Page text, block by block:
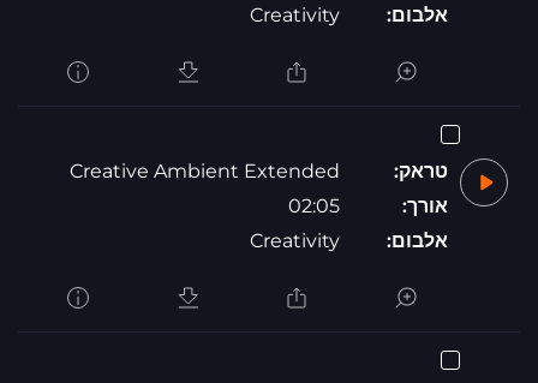
אלבום:
Creativity
טראק:
Creative Ambient Extended
אורך:
02:05
אלבום:
Creativity